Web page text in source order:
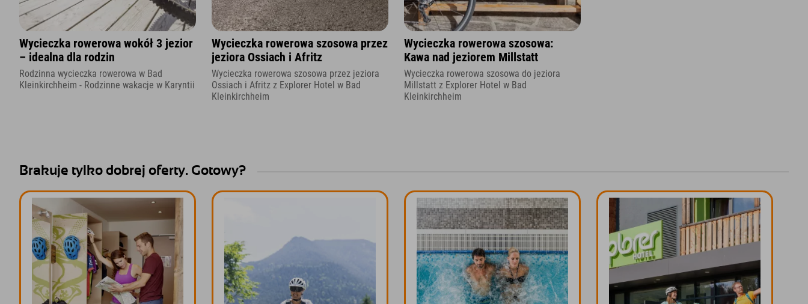
Wycieczka rowerowa wokół 3 jezior
– idealna dla rodzin
Rodzinna wycieczka rowerowa w Bad
Kleinkirchheim - Rodzinne wakacje w Karyntii
Wycieczka rowerowa szosowa przez
jeziora Ossiach i Afritz
Wycieczka rowerowa szosowa przez jeziora
Ossiach i Afritz z Explorer Hotel w Bad
Kleinkirchheim
Wycieczka rowerowa szosowa:
Kawa nad jeziorem Millstatt
Wycieczka rowerowa szosowa do jeziora
Millstatt z Explorer Hotel w Bad
Kleinkirchheim
Brakuje tylko dobrej oferty. Gotowy?